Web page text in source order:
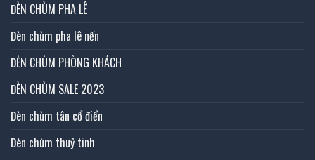
ĐÈN CHÙM PHA LÊ
Đèn chùm pha lê nến
ĐÈN CHÙM PHÒNG KHÁCH
ĐÈN CHÙM SALE 2023
Đèn chùm tân cổ điển
Đèn chùm thuỷ tinh